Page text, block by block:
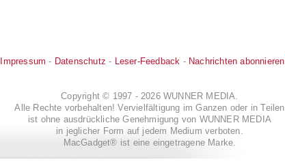
Impressum - Datenschutz - Leser-Feedback - Nachrichten abonnieren
Copyright © 1997 - 2026 WUNNER MEDIA.
Alle Rechte vorbehalten! Vervielfältigung im Ganzen oder in Teilen
ist ohne ausdrückliche Genehmigung von WUNNER MEDIA
in jeglicher Form auf jedem Medium verboten.
MacGadget® ist eine eingetragene Marke.